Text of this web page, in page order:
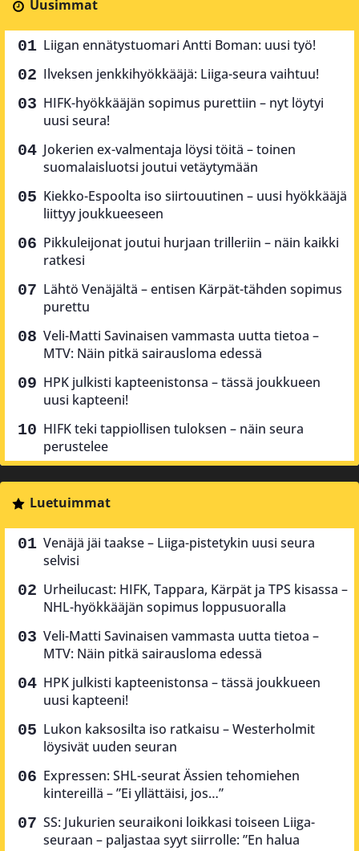
Uusimmat
Liigan ennätystuomari Antti Boman: uusi työ!
Ilveksen jenkkihyökkääjä: Liiga-seura vaihtuu!
HIFK-hyökkääjän sopimus purettiin – nyt löytyi
uusi seura!
Jokerien ex-valmentaja löysi töitä – toinen
suomalaisluotsi joutui vetäytymään
Kiekko-Espoolta iso siirtouutinen – uusi hyökkääjä
liittyy joukkueeseen
Pikkuleijonat joutui hurjaan trilleriin – näin kaikki
ratkesi
Lähtö Venäjältä – entisen Kärpät-tähden sopimus
purettu
Veli-Matti Savinaisen vammasta uutta tietoa –
MTV: Näin pitkä sairausloma edessä
HPK julkisti kapteenistonsa – tässä joukkueen
uusi kapteeni!
HIFK teki tappiollisen tuloksen – näin seura
perustelee
Luetuimmat
Venäjä jäi taakse – Liiga-pistetykin uusi seura
selvisi
Urheilucast: HIFK, Tappara, Kärpät ja TPS kisassa –
NHL-hyökkääjän sopimus loppusuoralla
Veli-Matti Savinaisen vammasta uutta tietoa –
MTV: Näin pitkä sairausloma edessä
HPK julkisti kapteenistonsa – tässä joukkueen
uusi kapteeni!
Lukon kaksosilta iso ratkaisu – Westerholmit
löysivät uuden seuran
Expressen: SHL-seurat Ässien tehomiehen
kintereillä – ”Ei yllättäisi, jos…”
SS: Jukurien seuraikoni loikkasi toiseen Liiga-
seuraan – paljastaa syyt siirrolle: ”En halua